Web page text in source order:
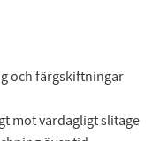
och färgskiftningar
mot vardagligt slitage